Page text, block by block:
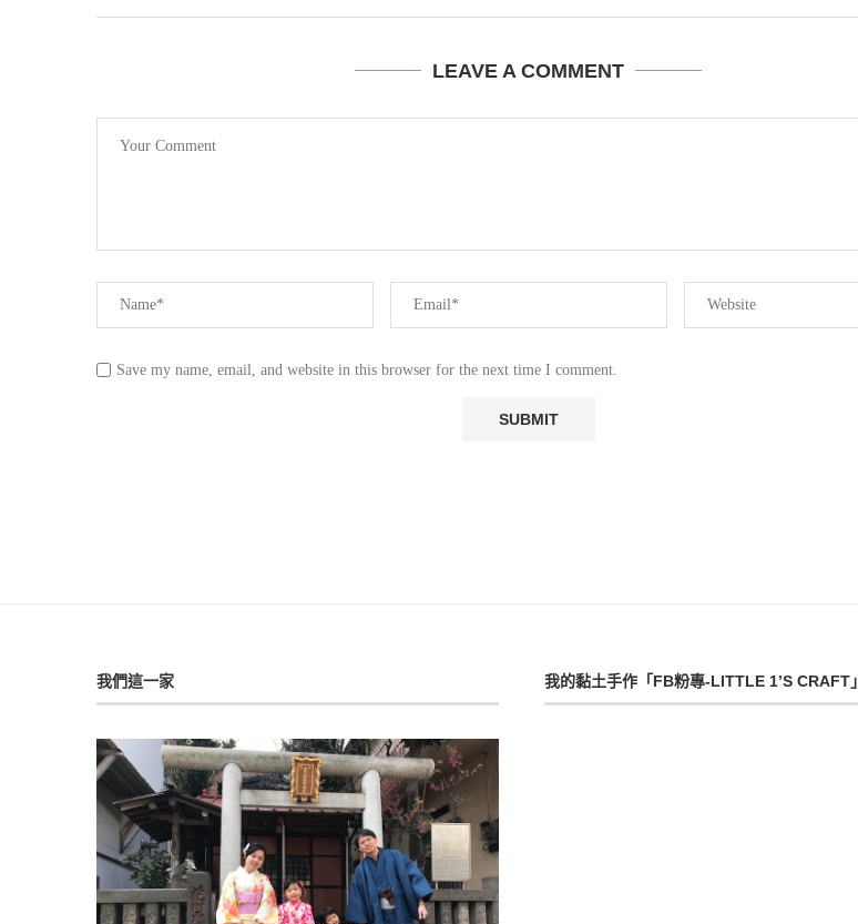
LEAVE A COMMENT
Save my name, email, and website in this browser for the next time I comment.
我們這一家 我的黏土手作「FB粉專-LITTLE 1’S CRAFT」